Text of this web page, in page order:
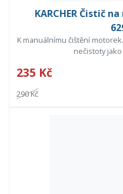
KARCHER Čistič
K manuálnímu čištění
nečistoty
235 Kč
290 Kč